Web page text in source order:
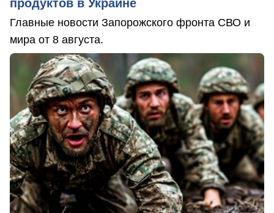
продуктов в Украине
Главные новости Запорожского фронта СВО и
мира от 8 августа.